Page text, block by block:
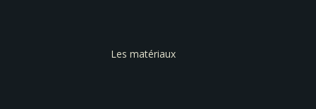
Les matériaux